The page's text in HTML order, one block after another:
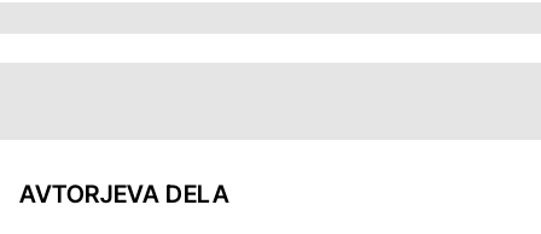
AVTORJEVA DELA